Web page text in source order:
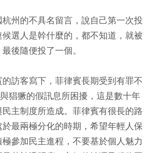
州的不具名留言，說自己第一次投
選人是幹什麼的，都不知道，就被
後隨便投了一個。
訪客寫下，菲律賓長期受到有罪不
猖獗的假訊息所困擾，這是數十年
主制度所造成。菲律賓有很長的路
最兩極分化的時期，希望年輕人保
參加民主進程，不要基於個人魅力